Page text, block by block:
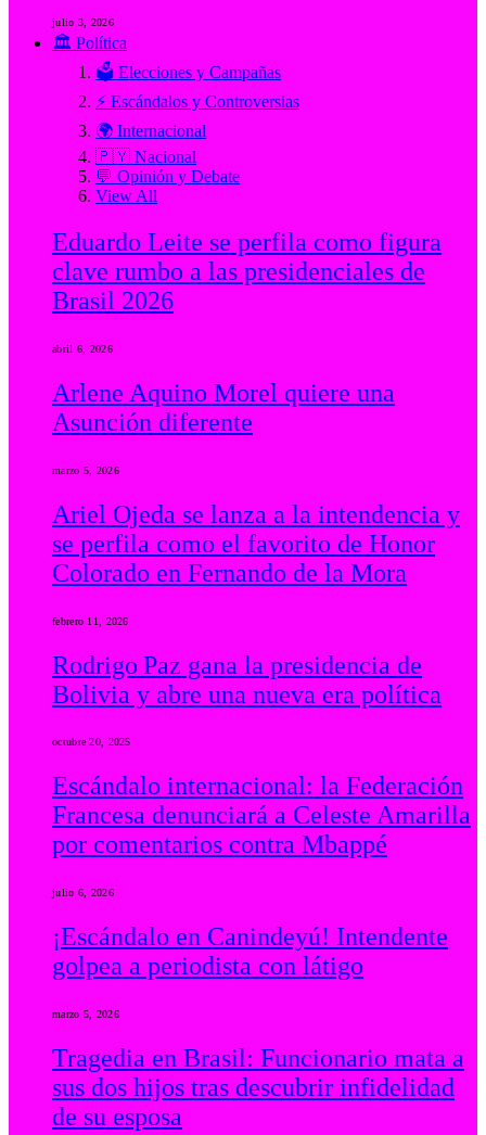
julio 3, 2026
🏛️ Política
🗳️ Elecciones y Campañas
⚡ Escándalos y Controversias
🌍 Internacional
🇵🇾 Nacional
💬 Opinión y Debate
View All
Eduardo Leite se perfila como figura
clave rumbo a las presidenciales de
Brasil 2026
abril 6, 2026
Arlene Aquino Morel quiere una
Asunción diferente
marzo 5, 2026
Ariel Ojeda se lanza a la intendencia y
se perfila como el favorito de Honor
Colorado en Fernando de la Mora
febrero 11, 2026
Rodrigo Paz gana la presidencia de
Bolivia y abre una nueva era política
octubre 20, 2025
Escándalo internacional: la Federación
Francesa denunciará a Celeste Amarilla
por comentarios contra Mbappé
julio 6, 2026
¡Escándalo en Canindeyú! Intendente
golpea a periodista con látigo
marzo 5, 2026
Tragedia en Brasil: Funcionario mata a
sus dos hijos tras descubrir infidelidad
de su esposa